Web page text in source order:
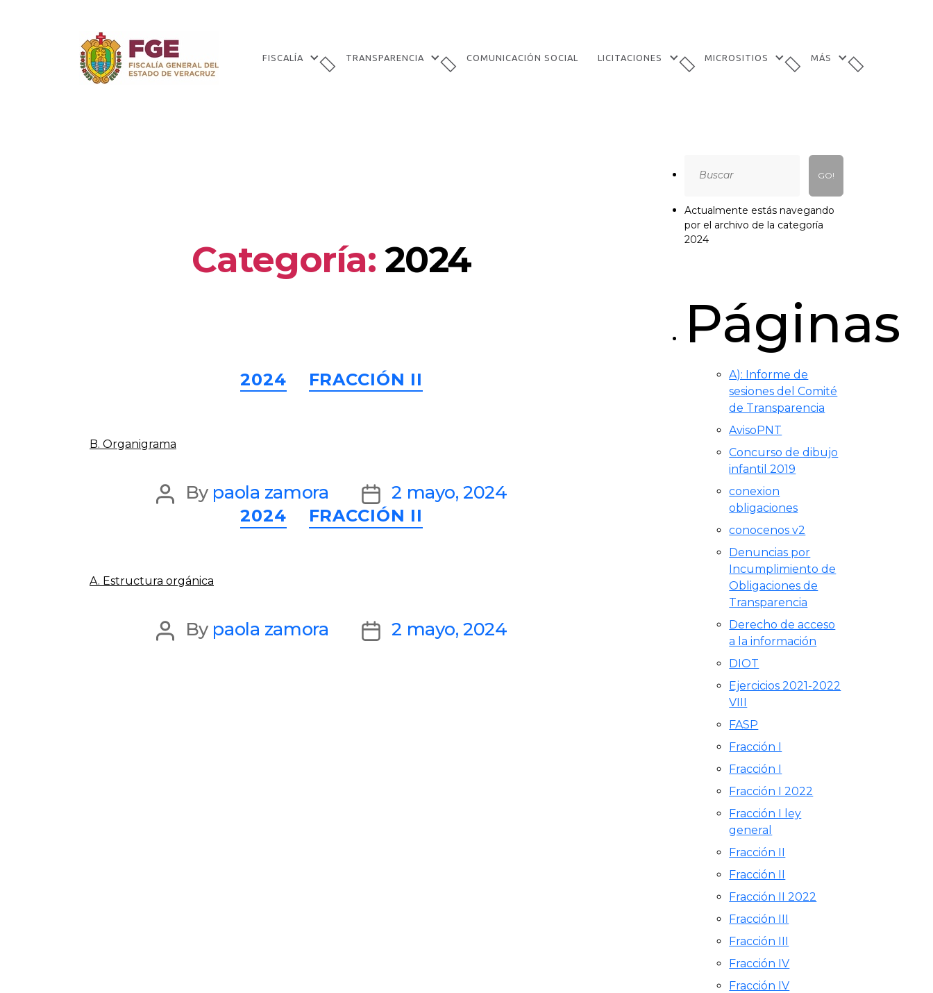
FISCALÍA TRANSPARENCIA COMUNICACIÓN SOCIAL LICITACIONES MICROSITIOS MÁS
Categoría: 2024
2024 FRACCIÓN II
B. Organigrama
PostBy paola zamora
Post
date
2 mayo, 2024
Categories
2024 FRACCIÓN II
A. Estructura orgánica
PostBy paola zamora
Post2 mayo, 2024
for:
Actualmente estás navegando
por el archivo de la categoría
2024
Páginas
A): Informe de
sesiones del Comité
de Transparencia
AvisoPNT
Concurso de dibujo
infantil 2019
conexion
obligaciones
conocenos v2
Denuncias por
Incumplimiento de
Obligaciones de
Transparencia
Derecho de acceso
a la información
DIOT
Ejercicios 2021-2022
VIII
FASP
Fracción I
Fracción I
Fracción I 2022
Fracción I ley
general
Fracción II
Fracción II
Fracción II 2022
Fracción III
Fracción III
Fracción IV
Fracción IV